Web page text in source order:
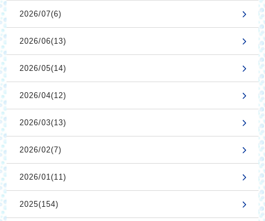
2026/07(6)
2026/06(13)
2026/05(14)
2026/04(12)
2026/03(13)
2026/02(7)
2026/01(11)
2025(154)